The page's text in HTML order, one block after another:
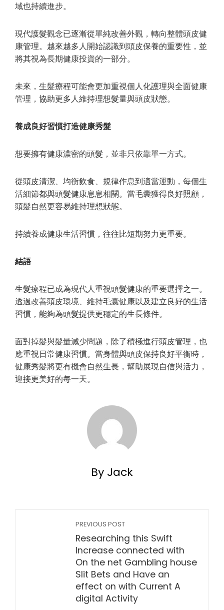
域也持續進步。
現代護髮觀念已逐漸從單純改善外觀，轉向整體頭皮健
康管理。越來越多人開始認識到頭皮保養的重要性，並
將其視為長期健康投資的一部分。
未來，生髮療程可能會更加重視個人化護理與全面健康
管理，協助更多人維持理想髮量與頭皮狀態。
養成良好習慣打造健康秀髮
想要擁有健康濃密的頭髮，並非只依靠單一方式。
從頭皮清潔、均衡飲食、規律作息到適當運動，每個生
活細節都與頭髮健康息息相關。當毛囊獲得良好照顧，
頭髮自然更容易維持理想狀態。
持續養成健康生活習慣，往往比短期努力更重要。
結語
生髮療程已成為現代人重視頭髮健康的重要選擇之一。
透過改善頭皮環境、維持毛囊健康以及建立良好的生活
習慣，能夠為頭髮提供更穩定的生長條件。
面對掉髮與髮量減少問題，除了積極進行頭皮管理，也
應重視日常健康習慣。當身體與頭皮保持良好平衡時，
健康秀髮將更有機會自然生長，幫助展現自信與活力，
迎接更美好的每一天。
By Jack
PREVIOUS POST
Researching this Swift
Increase connected with
On the net Gambling house
Slit Bets and Have an
effect on with Current A
digital Activity